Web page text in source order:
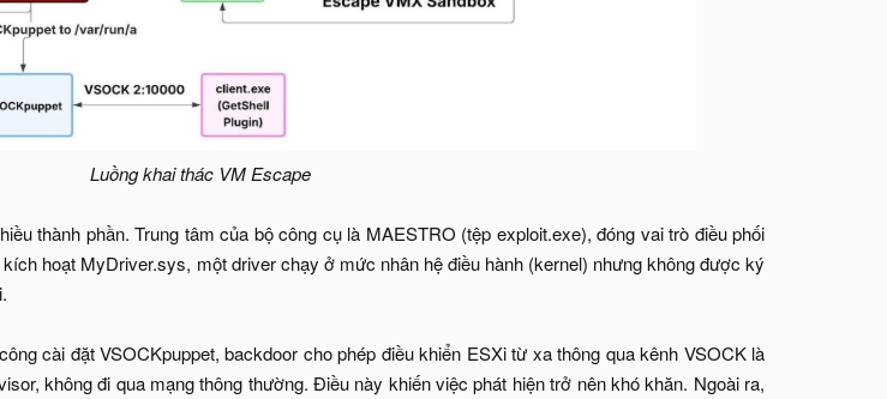
Luồng khai thác VM Escape
thành phần. Trung tâm của bộ công cụ là MAESTRO (tệp exploit.exe), đóng vai trò điều phối
hoạt MyDriver.sys, một driver chạy ở mức nhân hệ điều hành (kernel) nhưng không được ký
cài đặt VSOCKpuppet, backdoor cho phép điều khiển ESXi từ xa thông qua kênh VSOCK là
không đi qua mạng thông thường. Điều này khiến việc phát hiện trở nên khó khăn. Ngoài ra,